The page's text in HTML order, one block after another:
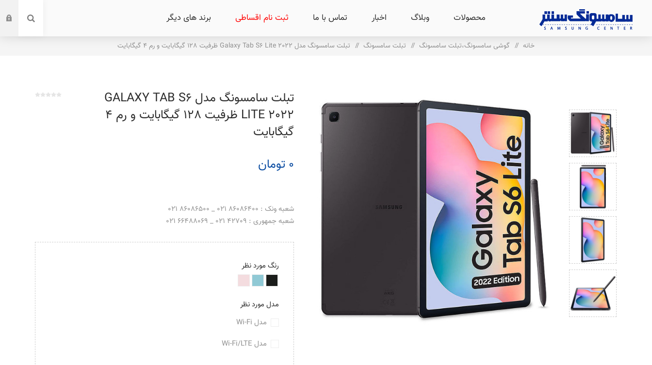
محصولات وبلاگ اخبار تماس با ما ثبت نام اقساطی برند های دیگر
خانه / گوشی سامسونگ،تبلت سامسونگ / تبلت سامسونگ / تبلت سامسونگ مدل Galaxy Tab S6 Lite 2022 ظرفیت 128 گیگابایت و رم 4 گیگابایت
تبلت سامسونگ مدل GALAXY TAB S6
LITE 2022 ظرفیت 128 گیگابایت و رم 4
گیگابایت
0 تومان
شعبه ونک : 86086400 021 _ 86086500 021
شعبه جمهوری : 42709 021 _ 66488069 021
رنگ مورد نظر
مدل مورد نظر
مدل Wi-Fi
مدل Wi-Fi/LTE